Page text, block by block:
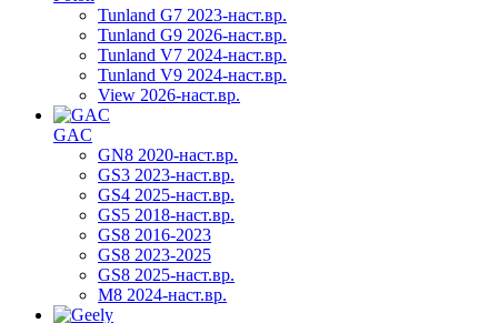
Tunland G7 2023-наст.вр.
Tunland G9 2026-наст.вр.
Tunland V7 2024-наст.вр.
Tunland V9 2024-наст.вр.
View 2026-наст.вр.
GAC
GN8 2020-наст.вр.
GS3 2023-наст.вр.
GS4 2025-наст.вр.
GS5 2018-наст.вр.
GS8 2016-2023
GS8 2023-2025
GS8 2025-наст.вр.
M8 2024-наст.вр.